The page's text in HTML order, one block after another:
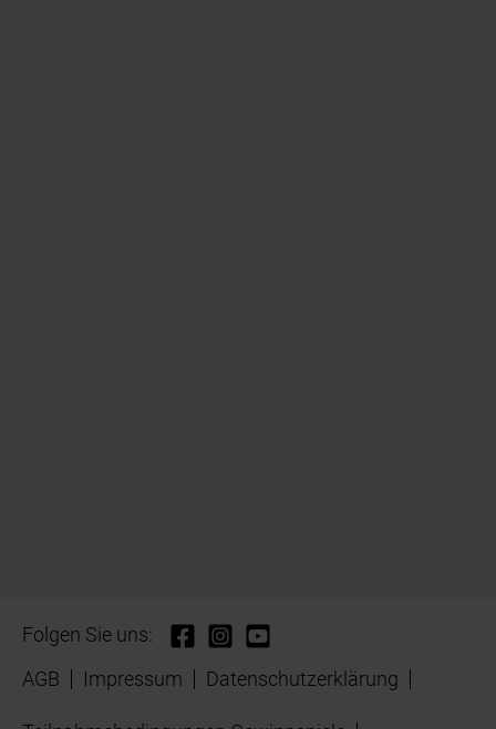
Folgen Sie uns:
AGB
Impressum Datenschutzerklärung